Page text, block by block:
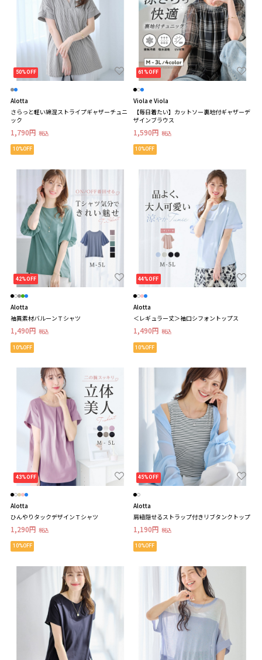
50%OFF
Alotta
さらっと軽い綿混ストライプギャザーチュニ
ック
1,790円 税込
10%OFF
61%OFF
Viola e Viola
【毎日着たい】カットソー裏地付ギャザーデ
ザインブラウス
1,590円 税込
10%OFF
42%OFF
Alotta
袖異素材バルーンＴシャツ
1,490円 税込
10%OFF
44%OFF
Alotta
＜レギュラー丈＞袖口シフォントップス
1,490円 税込
10%OFF
43%OFF
Alotta
ひんやりタックデザインＴシャツ
1,290円 税込
10%OFF
45%OFF
Alotta
肩紐隠せるストラップ付きリブタンクトップ
1,190円 税込
10%OFF